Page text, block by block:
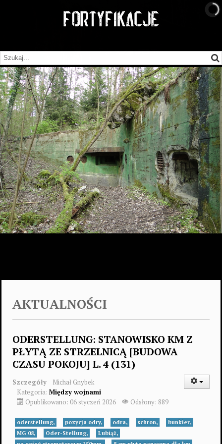
AKTUALNOŚCI
ODERSTELLUNG: STANOWISKO KM Z
PŁYTĄ ZE STRZELNICĄ [BUDOWA
CZASU POKOJU] L. 4 (131)
Szczegóły
Michał Gnybek
Kategoria: Między wojnami
Opublikowano: 06 styczeń 2026
Odsłony: 889
oderstellung, pozycja odry, odra, schron,
bunkier,
MG 08,
Oder-Stellung,
Lubiąż,